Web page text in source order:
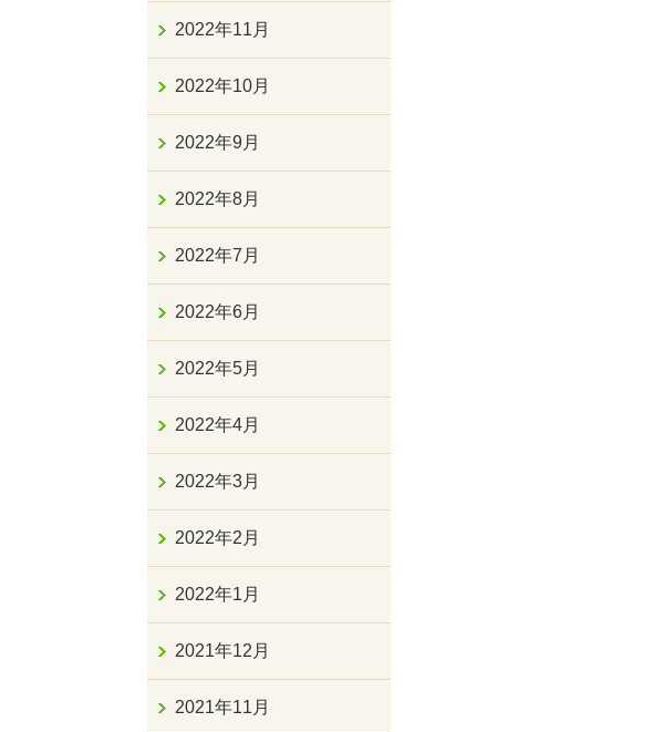
2022年11月
2022年10月
2022年9月
2022年8月
2022年7月
2022年6月
2022年5月
2022年4月
2022年3月
2022年2月
2022年1月
2021年12月
2021年11月